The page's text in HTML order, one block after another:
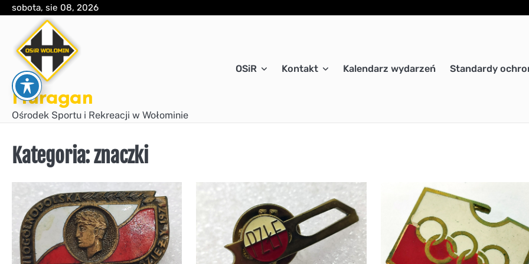
Skip
content
sobota, sie 08, 2026
Huragan
Ośrodek Sportu i Rekreacji w Wołominie
OSiR Kontakt Kalendarz wydarzeń Standardy
Kategoria:znaczki